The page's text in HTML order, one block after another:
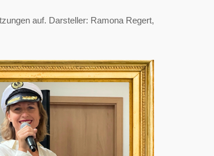
auf. Darsteller: Ramona Regert,